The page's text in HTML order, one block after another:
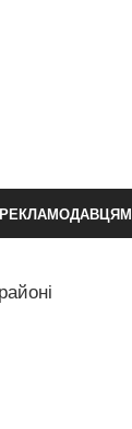
РЕКЛАМОДАВЦЯМ